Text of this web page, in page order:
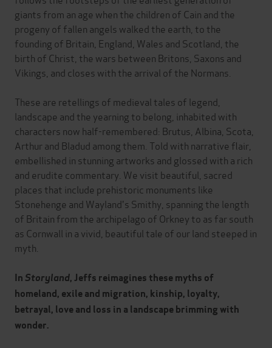
giants from an age when the children of Cain and the
progeny of fallen angels walked the earth, to the
founding of Britain, England, Wales and Scotland, the
birth of Christ, the wars between Britons, Saxons and
Vikings, and closes with the arrival of the Normans.
These are retellings of medieval tales of legend,
landscape and the yearning to belong, inhabited with
characters now half-remembered: Brutus, Albina, Scota,
Arthur and Bladud among them. Told with narrative flair,
embellished in stunning artworks and glossed with a rich
and erudite commentary. We visit beautiful, sacred
places that include prehistoric monuments like
Stonehenge and Wayland's Smithy, spanning the length
of Britain from the archipelago of Orkney to as far south
as Cornwall in a vivid, beautiful tale of our land steeped in
myth.
In Storyland, Jeffs reimagines these myths of
homeland, exile and migration, kinship, loyalty,
betrayal, love and loss in a landscape brimming with
wonder.